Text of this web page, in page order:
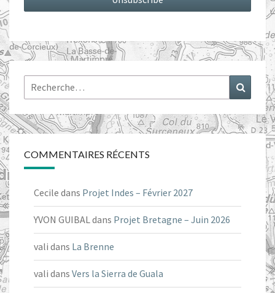
Rechercher :
COMMENTAIRES RÉCENTS
Cecile dans Projet Indes – Février 2027
YVON GUIBAL dans Projet Bretagne – Juin 2026
vali dans La Brenne
vali dans Vers la Sierra de Guala